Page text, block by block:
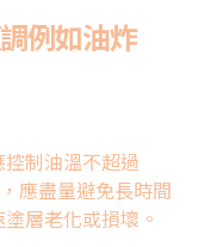
例如油炸
制油溫不超過
應盡量避免長時間
層老化或損壞。